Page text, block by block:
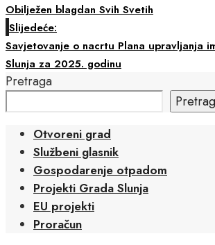
Obilježen blagdan Svih Svetih
Slijedeće:
Savjetovanje o nacrtu Plana upravljanja
Slunja za 2025. godinu
Pretraga
Otvoreni grad
Službeni glasnik
Gospodarenje otpadom
Projekti Grada Slunja
EU projekti
Proračun